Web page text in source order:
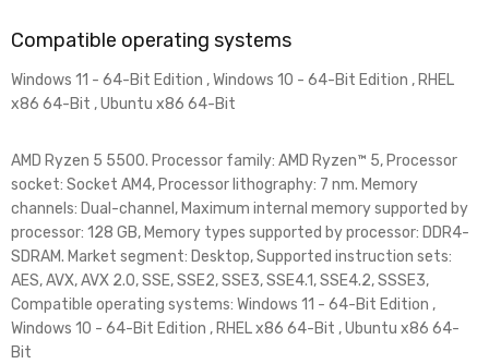
Compatible operating systems
Windows 11 - 64-Bit Edition , Windows 10 - 64-Bit Edition , RHEL
x86 64-Bit , Ubuntu x86 64-Bit
AMD Ryzen 5 5500. Processor family: AMD Ryzen™ 5, Processor
socket: Socket AM4, Processor lithography: 7 nm. Memory
channels: Dual-channel, Maximum internal memory supported by
processor: 128 GB, Memory types supported by processor: DDR4-
SDRAM. Market segment: Desktop, Supported instruction sets:
AES, AVX, AVX 2.0, SSE, SSE2, SSE3, SSE4.1, SSE4.2, SSSE3,
Compatible operating systems: Windows 11 - 64-Bit Edition ,
Windows 10 - 64-Bit Edition , RHEL x86 64-Bit , Ubuntu x86 64-
Bit